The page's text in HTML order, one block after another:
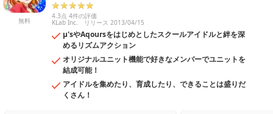
無料
4.3点 4件の評価
KLab Inc. リリース 2013/04/15
μ'sやAqoursをはじめとしたスクールアイドルと絆を深
めるリズムアクション
オリジナルユニット機能で好きなメンバーでユニットを
結成可能！
アイドルを集めたり、育成したり、できることは盛りだ
くさん！